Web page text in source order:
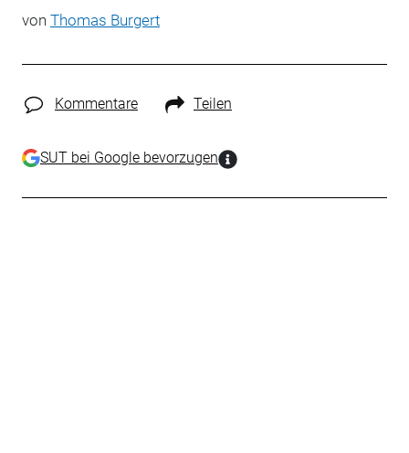
von Thomas Burgert
Kommentare Teilen
SUT bei Google bevorzugen